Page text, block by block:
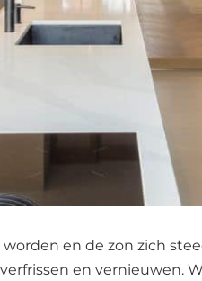
en de zon zich
en vernieuwen.